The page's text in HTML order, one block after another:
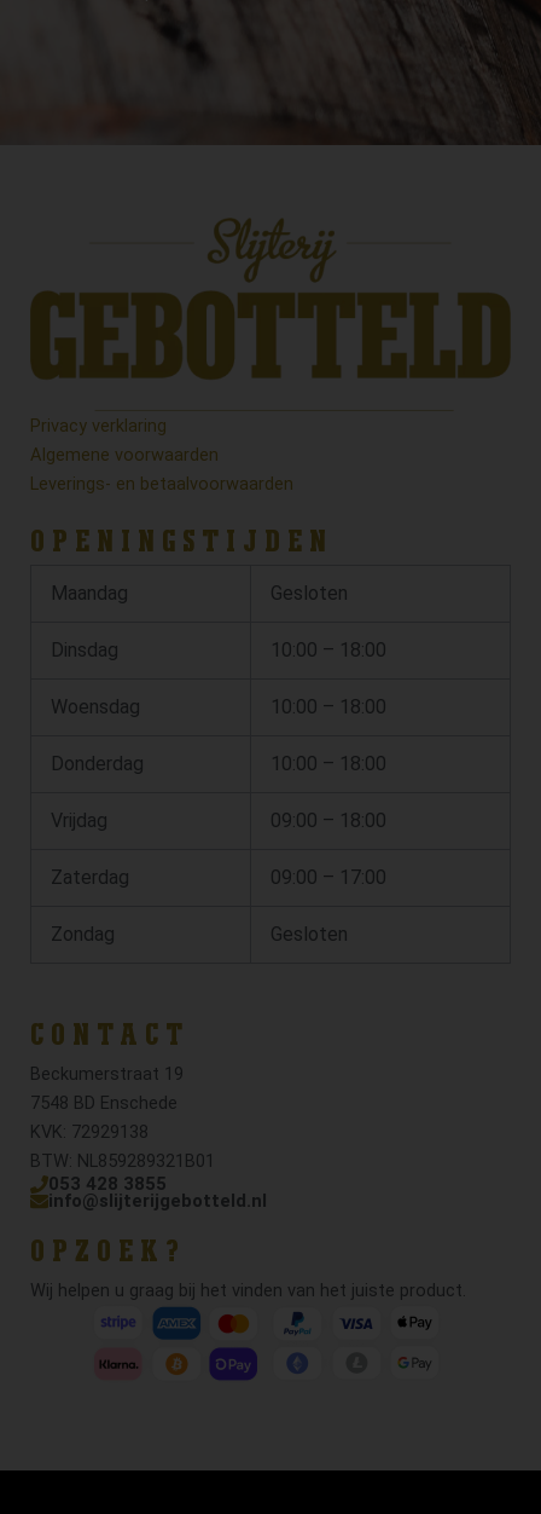
Privacy verklaring
Algemene voorwaarden
Leverings- en betaalvoorwaarden
OPENINGSTIJDEN
Maandag Gesloten
Dinsdag 10:00 – 18:00
Woensdag 10:00 – 18:00
Donderdag 10:00 – 18:00
Vrijdag 09:00 – 18:00
Zaterdag 09:00 – 17:00
Zondag Gesloten
CONTACT
Beckumerstraat 19
7548 BD Enschede
KVK: 72929138
BTW: NL859289321B01
053 428 3855
info@slijterijgebotteld.nl
OPZOEK?
Wij helpen u graag bij het vinden van het juiste product.